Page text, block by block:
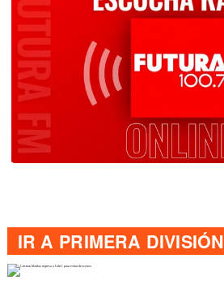
IR A PRIMERA DIVISIÓN